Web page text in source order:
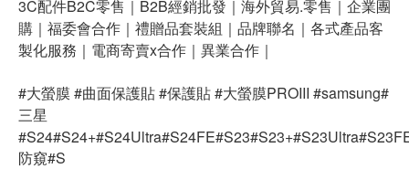
3C配件B2C零售｜B2B經銷批發｜海外貿易.零售｜企業團
購｜福委會合作｜禮贈品套裝組｜品牌聯名｜各式產品客
製化服務｜電商寄賣x合作｜異業合作｜
#大螢膜 #曲面保護貼 #保護貼 #大螢膜PROIII #samsung#
三星
防窺#S